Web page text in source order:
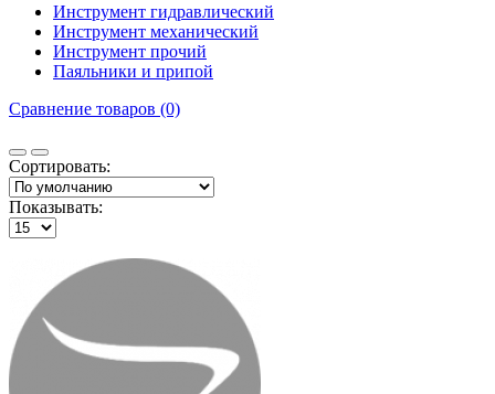
Инструмент гидравлический
Инструмент механический
Инструмент прочий
Паяльники и припой
Сравнение товаров (0)
Сортировать:
Показывать: